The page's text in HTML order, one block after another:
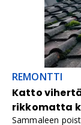
REMONTTI
Katto
rikkomatta
Sammaleen